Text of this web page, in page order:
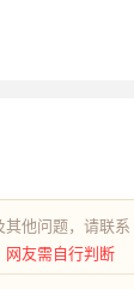
他问题，请联系
网友需自行判断